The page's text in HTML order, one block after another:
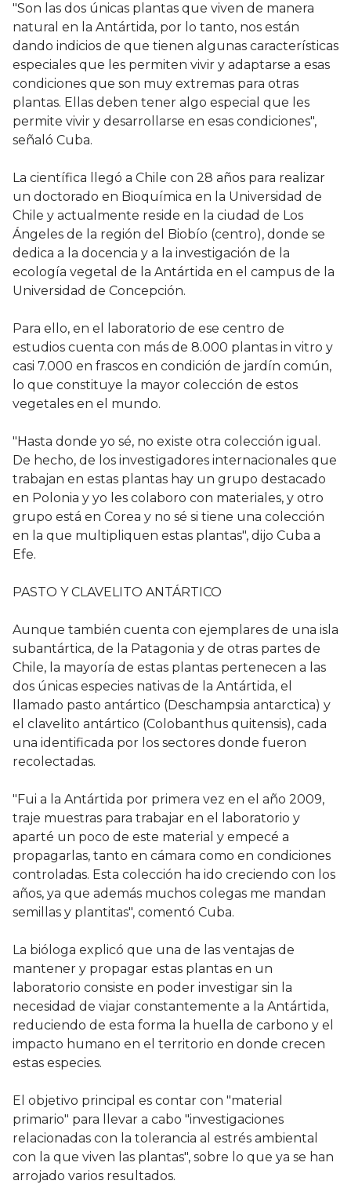
"Son las dos únicas plantas que viven de manera
natural en la Antártida, por lo tanto, nos están
dando indicios de que tienen algunas características
especiales que les permiten vivir y adaptarse a esas
condiciones que son muy extremas para otras
plantas. Ellas deben tener algo especial que les
permite vivir y desarrollarse en esas condiciones",
señaló Cuba.
La científica llegó a Chile con 28 años para realizar
un doctorado en Bioquímica en la Universidad de
Chile y actualmente reside en la ciudad de Los
Ángeles de la región del Biobío (centro), donde se
dedica a la docencia y a la investigación de la
ecología vegetal de la Antártida en el campus de la
Universidad de Concepción.
Para ello, en el laboratorio de ese centro de
estudios cuenta con más de 8.000 plantas in vitro y
casi 7.000 en frascos en condición de jardín común,
lo que constituye la mayor colección de estos
vegetales en el mundo.
"Hasta donde yo sé, no existe otra colección igual.
De hecho, de los investigadores internacionales que
trabajan en estas plantas hay un grupo destacado
en Polonia y yo les colaboro con materiales, y otro
grupo está en Corea y no sé si tiene una colección
en la que multipliquen estas plantas", dijo Cuba a
Efe.
PASTO Y CLAVELITO ANTÁRTICO
Aunque también cuenta con ejemplares de una isla
subantártica, de la Patagonia y de otras partes de
Chile, la mayoría de estas plantas pertenecen a las
dos únicas especies nativas de la Antártida, el
llamado pasto antártico (Deschampsia antarctica) y
el clavelito antártico (Colobanthus quitensis), cada
una identificada por los sectores donde fueron
recolectadas.
"Fui a la Antártida por primera vez en el año 2009,
traje muestras para trabajar en el laboratorio y
aparté un poco de este material y empecé a
propagarlas, tanto en cámara como en condiciones
controladas. Esta colección ha ido creciendo con los
años, ya que además muchos colegas me mandan
semillas y plantitas", comentó Cuba.
La bióloga explicó que una de las ventajas de
mantener y propagar estas plantas en un
laboratorio consiste en poder investigar sin la
necesidad de viajar constantemente a la Antártida,
reduciendo de esta forma la huella de carbono y el
impacto humano en el territorio en donde crecen
estas especies.
El objetivo principal es contar con "material
primario" para llevar a cabo "investigaciones
relacionadas con la tolerancia al estrés ambiental
con la que viven las plantas", sobre lo que ya se han
arrojado varios resultados.